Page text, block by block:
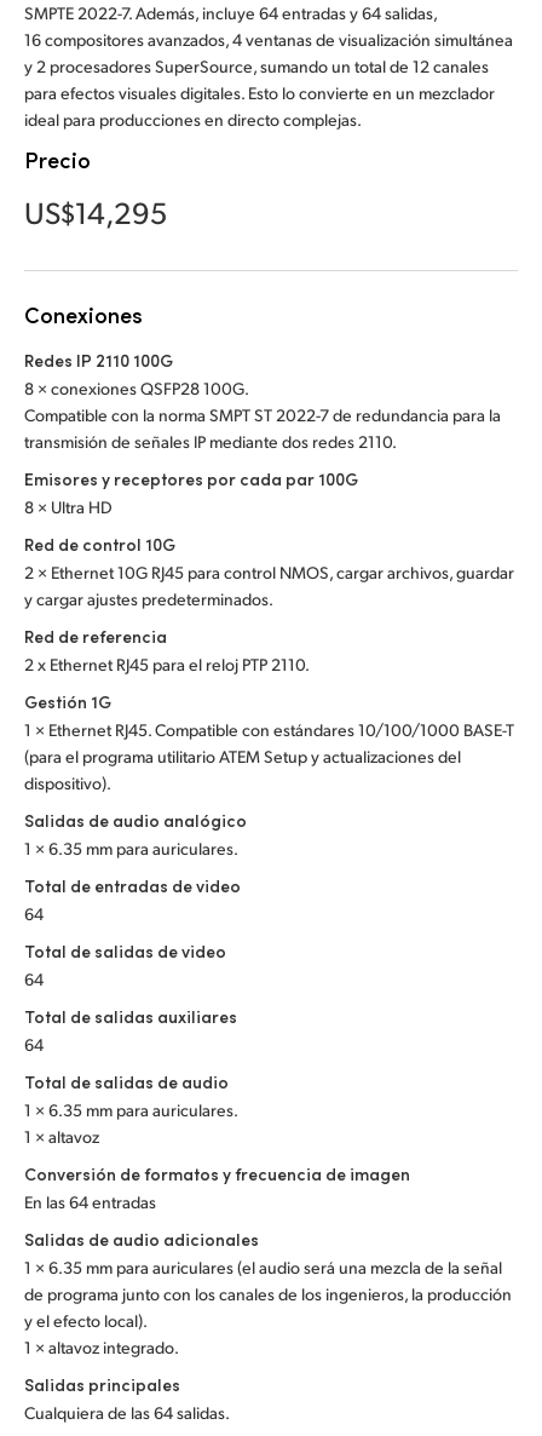
Italy
Japan
New Zealand
Portugal
South Africa
España
Chinese Taipei
Turkey
United States
SMPTE 2022-7. Además, incluye 64 entradas y 64 salidas,
16 compositores avanzados, 4 ventanas de visualización simultánea
y 2 procesadores SuperSource, sumando un total de 12 canales
para efectos visuales digitales. Esto lo convierte en un mezclador
ideal para producciones en directo complejas.
Precio
US$14,295
Conexiones
Redes IP 2110 100G
8 × conexiones QSFP28 100G.
Compatible con la norma SMPT ST 2022-7 de redundancia para la
transmisión de señales IP mediante dos redes 2110.
Emisores y receptores por cada par 100G
8 × Ultra HD
Red de control 10G
2 × Ethernet 10G RJ45 para control NMOS, cargar archivos, guardar
y cargar ajustes predeterminados.
Red de referencia
2 x Ethernet RJ45 para el reloj PTP 2110.
Gestión 1G
1 × Ethernet RJ45. Compatible con estándares 10/100/1000 BASE-T
(para el programa utilitario ATEM Setup y actualizaciones del
dispositivo).
Salidas de audio analógico
1 × 6.35 mm para auriculares.
Total de entradas de video
64
Total de salidas de video
64
Total de salidas auxiliares
64
Total de salidas de audio
1 × 6.35 mm para auriculares.
1 × altavoz
Conversión de formatos y frecuencia de imagen
En las 64 entradas
Salidas de audio adicionales
1 × 6.35 mm para auriculares (el audio será una mezcla de la señal
de programa junto con los canales de los ingenieros, la producción
y el efecto local).
1 × altavoz integrado.
Salidas principales
Cualquiera de las 64 salidas.